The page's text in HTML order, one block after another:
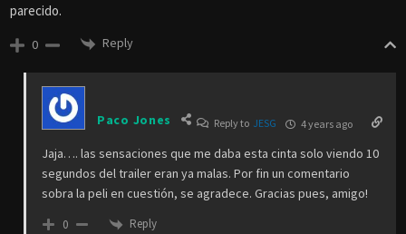
parecido.
0 Reply
Paco Jones Reply to JESG 4 years ago
Jaja…. las sensaciones que me daba esta cinta solo viendo 10
segundos del trailer eran ya malas. Por fin un comentario
sobra la peli en cuestión, se agradece. Gracias pues, amigo!
0 Reply